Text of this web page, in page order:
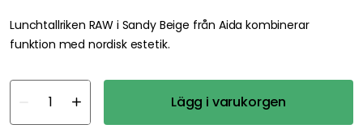
Lunchtallriken RAW i Sandy Beige från Aida kombinerar
funktion med nordisk estetik.
Lägg i varukorgen